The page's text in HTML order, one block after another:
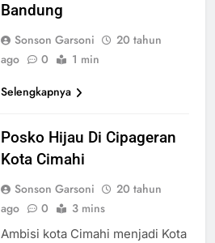
Bandung
Sonson Garsoni
20 tahun
ago
0
1 min
Selengkapnya
Posko Hijau Di Cipageran
Kota Cimahi
Sonson Garsoni
20 tahun
ago
0 3 mins
Ambisi kota Cimahi menjadi Kota